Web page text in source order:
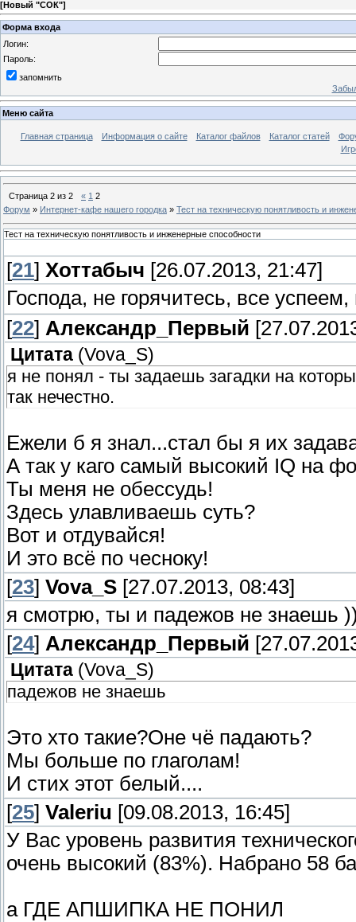
[Новый "СОК"]
Форма входа
Логин:
Пароль:
запомнить
Меню сайта
Главная страница Информация о сайте Каталог файлов Каталог статей
Страница 2 из 2 « 1 2
Форум » Интернет-кафе нашего городка » Тест на техническую понятливость и
Тест на техническую понятливость и инженерные способности
[21] Хоттабыч [26.07.2013, 21:47]
Господа, не горячитесь, все
[22] Александр_Первый
Цитата (Vova_S)
я не понял - ты задаешь загадки на
так нечестно.
Ежели б я знал...стал бы я их
А так у каго самый высокий IQ на
Ты меня не обессудь!
Здесь улавливаешь суть?
Вот и отдувайся!
И это всё по чесноку!
[23] Vova_S [27.07.2013, 08:43]
я смотрю, ты и падежов не знаешь
[24] Александр_Первый
Цитата (Vova_S)
падежов не знаешь
Это хто такие?Оне чё падають?
Мы больше по глаголам!
И стих этот белый....
[25] Valeriu [09.08.2013, 16:45]
У Вас уровень развития
очень высокий (83%). Набрано 58
а ГДЕ АПШИПКА НЕ ПОНИЛ